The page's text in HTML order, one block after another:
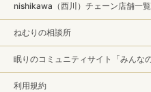
nishikawa（西川）チェーン店舗一覧
ねむりの相談所
眠りのコミュニティサイト「みんな
利用規約